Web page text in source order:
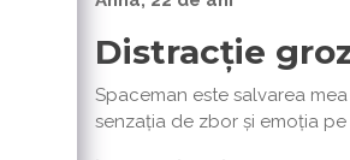
Distracție
Spaceman este salvarea
senzația de zbor și emoția